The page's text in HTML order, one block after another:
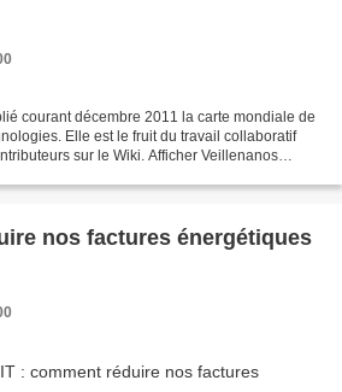
courant décembre 2011 la carte mondiale de
Elle est le fruit du travail collaboratif
sur le Wiki. Afficher Veillenanos
nos factures énergétiques